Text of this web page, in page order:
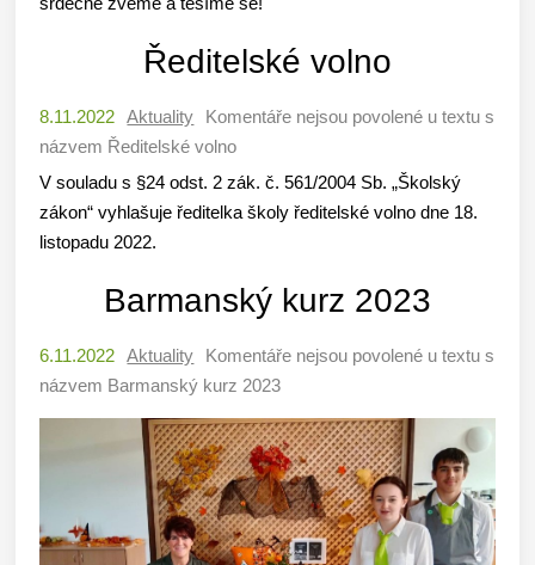
Ředitelské volno
8.11.2022 Aktuality Komentáře nejsou povolené u textu s
názvem Ředitelské volno
V souladu s §24 odst. 2 zák. č. 561/2004 Sb. „Školský
zákon“ vyhlašuje ředitelka školy ředitelské volno dne 18.
listopadu 2022.
Barmanský kurz 2023
6.11.2022 Aktuality Komentáře nejsou povolené u textu s
názvem Barmanský kurz 2023